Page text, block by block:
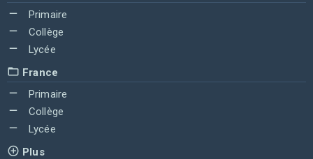
Primaire
Collège
Lycée
France
Primaire
Collège
Lycée
Plus